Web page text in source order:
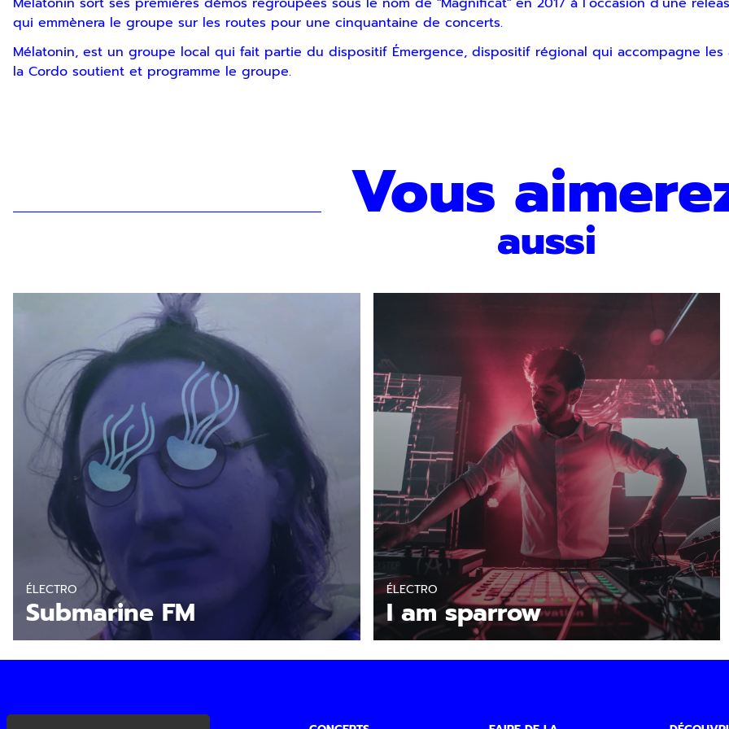
qui emmènera le groupe sur les routes pour une cinquantaine de concerts.
Mélatonin, est un groupe local qui fait partie du dispositif Émergence, dispositif régional qui accompagne
la Cordo soutient et programme le groupe.
Vous
aussi
ÉLECTRO
Submarine FM
En savoir plus
ÉLECTRO
I am sparrow
En savoir plus